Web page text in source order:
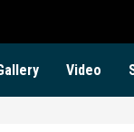
Video